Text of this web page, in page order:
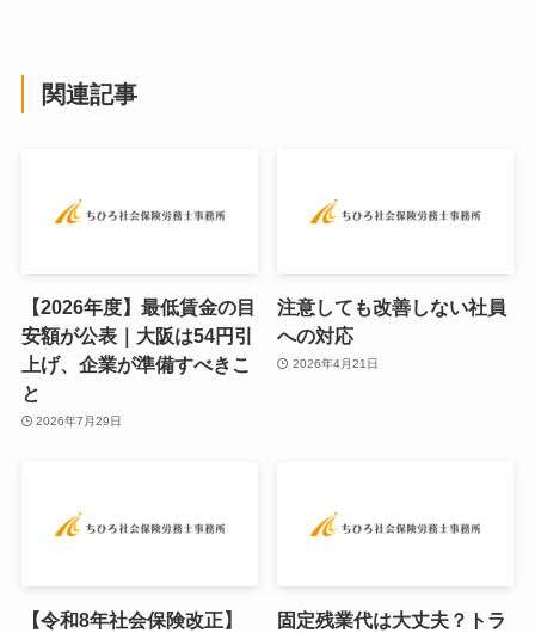
関連記事
【2026年度】最低賃金の目
安額が公表｜大阪は54円引
上げ、企業が準備すべきこ
と
2026年7月29日
注意しても改善しない社員
への対応
2026年4月21日
【令和8年社会保険改正】
固定残業代は大丈夫？トラ